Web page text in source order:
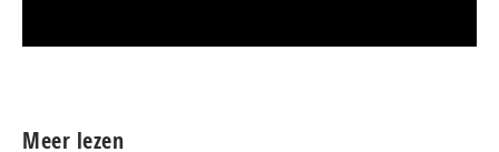
Meer lezen